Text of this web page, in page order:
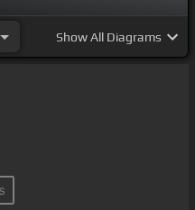
ShowAll Diagrams